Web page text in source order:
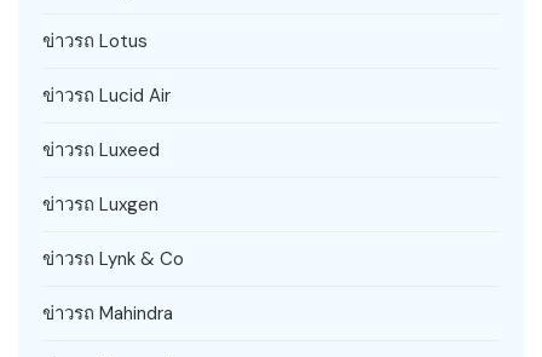
ข่าวรถ Lotus
ข่าวรถ Lucid Air
ข่าวรถ Luxeed
ข่าวรถ Luxgen
ข่าวรถ Lynk & Co
ข่าวรถ Mahindra